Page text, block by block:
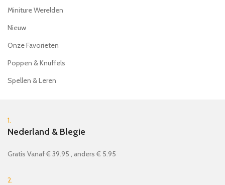
Miniture Werelden
Nieuw
Onze Favorieten
Poppen & Knuffels
Spellen & Leren
1.
Nederland & Blegie
Gratis Vanaf € 39.95 , anders € 5.95
2.